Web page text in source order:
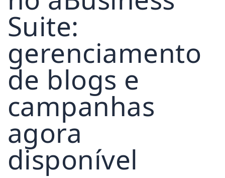
Suite:
gerenciamento
de blogs e
campanhas
agora
disponível